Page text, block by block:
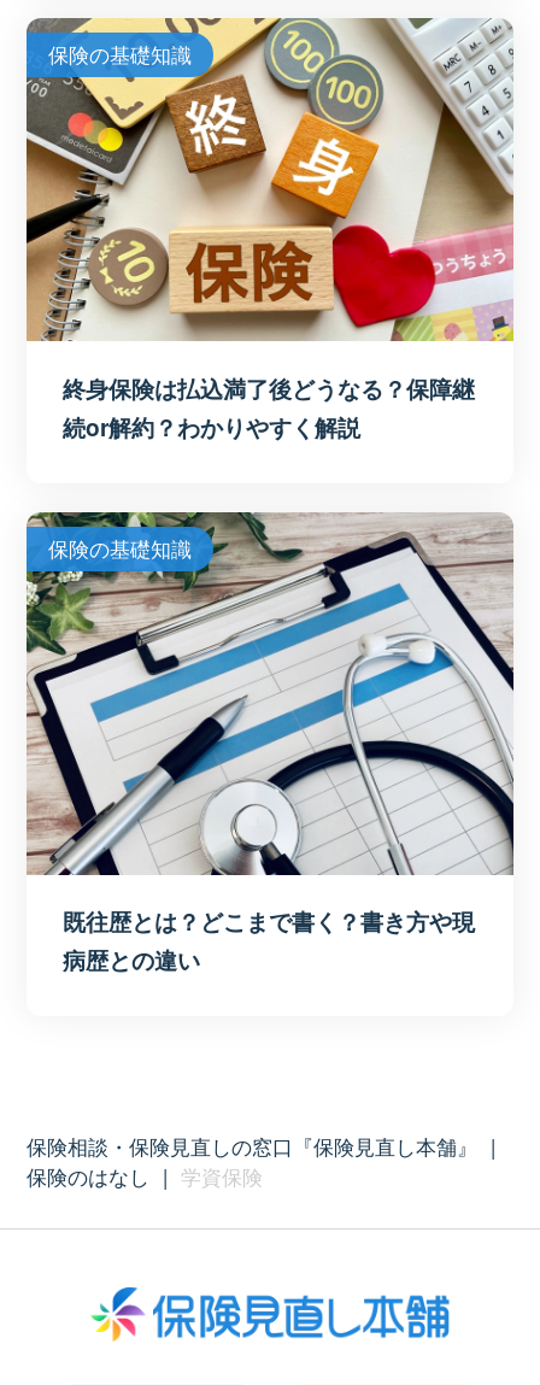
保険の基礎知識
終身保険は払込満了後どうなる？保障継
続or解約？わかりやすく解説
保険の基礎知識
既往歴とは？どこまで書く？書き方や現
病歴との違い
保険相談・保険見直しの窓口『保険見直し本舗』
|
保険のはなし | 学資保険